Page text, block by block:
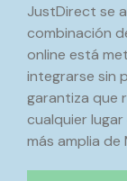
JustDirect se
combinación
online está
integrarse sin
garantiza que
cualquier
más amplia de